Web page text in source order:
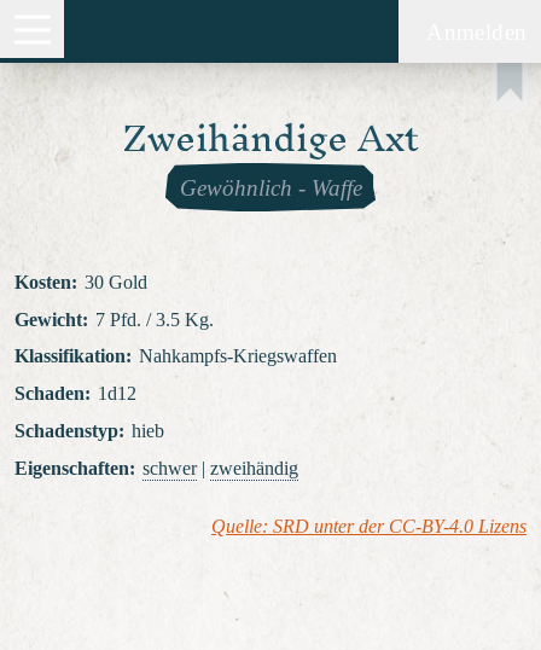
Zweihändige Axt
Gewöhnlich - Waffe
Kosten: 30 Gold
Gewicht: 7 Pfd. / 3.5 Kg.
Klassifikation: Nahkampfs-Kriegswaffen
Schaden: 1d12
Schadenstyp: hieb
Eigenschaften: schwer| zweihändig
Quelle: SRD unter der CC-BY-4.0 Lizens